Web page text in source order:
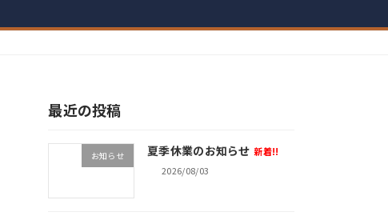
最近の投稿
お知らせ 夏季休業のお知らせ 新着!!
2026/08/03